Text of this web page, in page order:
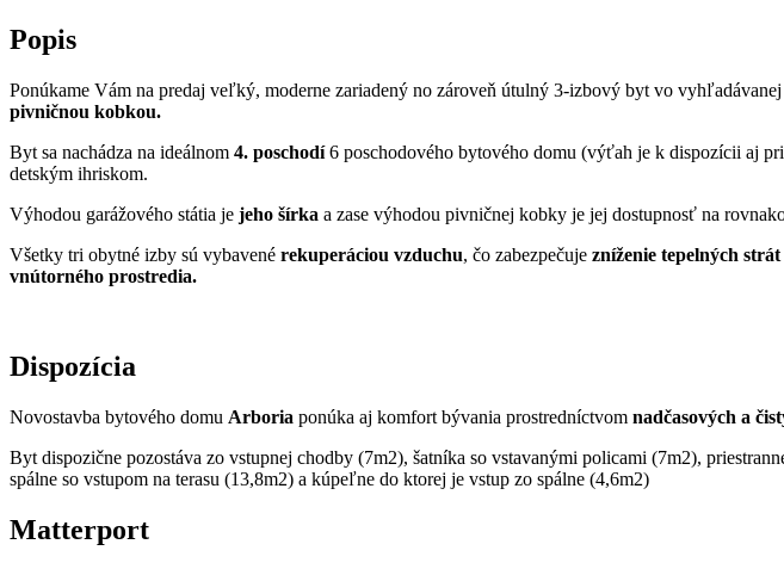
Popis
Ponúkame Vám na predaj veľký, moderne zariadený no zároveň útulný 3-izbový byt vo
pivničnou kobkou.
Byt sa nachádza na ideálnom 4. poschodí6 poschodového bytového domu (výťah je k dispozícii aj
detským ihriskom.
Výhodou garážového státia je jeho šírka a zase výhodou pivničnej kobky je jej dostupnosť na
Všetky tri obytné izby sú vybavené rekuperáciou vzduchu, čo zabezpečuje zníženie tepelných strát
vnútorného prostredia.
Dispozícia
Novostavba bytového domu Arboria ponúka aj komfort bývania prostredníctvom nadčasových a
Byt dispozične pozostáva zo vstupnej chodby (7m2), šatníka so vstavanými policami (7m2),
spálne so vstupom na terasu (13,8m2) a kúpeľne do ktorej je vstup zo spálne (4,6m2)
Matterport